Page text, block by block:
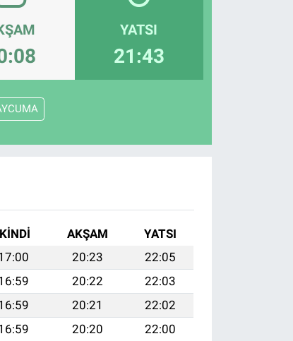
YATSI
21:43
AKŞAM
YATSI
20:23
22:05
20:22
22:03
20:21
22:02
20:20
22:00